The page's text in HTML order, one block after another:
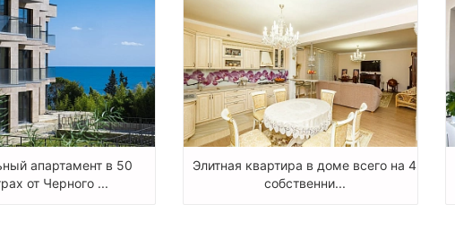
апартамент в 50
от Черного ...
Элитная квартира в доме всего на 4
собственни...